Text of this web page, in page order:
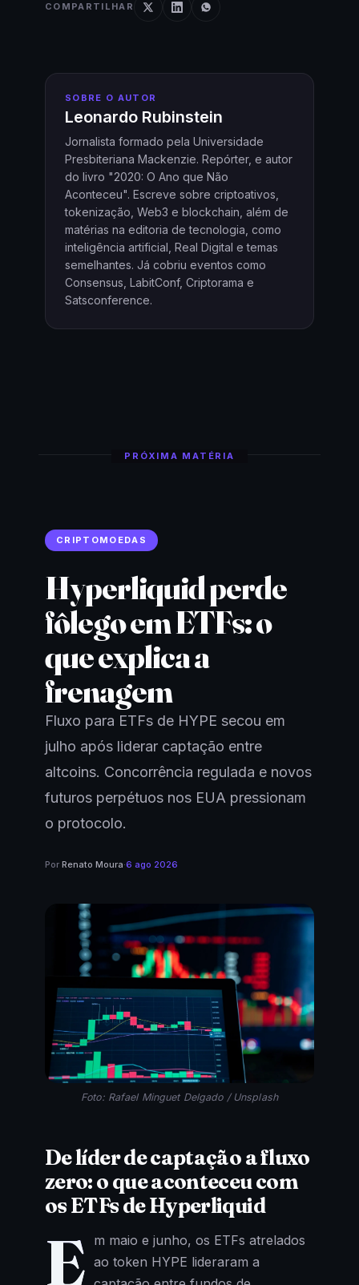
COMPARTILHAR
SOBRE O AUTOR
Leonardo Rubinstein
Jornalista formado pela Universidade
Presbiteriana Mackenzie. Repórter, e autor
do livro "2020: O Ano que Não
Aconteceu". Escreve sobre criptoativos,
tokenização, Web3 e blockchain, além de
matérias na editoria de tecnologia, como
inteligência artificial, Real Digital e temas
semelhantes. Já cobriu eventos como
Consensus, LabitConf, Criptorama e
Satsconference.
PRÓXIMA MATÉRIA
CRIPTOMOEDAS
Hyperliquid perde
fôlego em ETFs: o
que explica a
frenagem
Fluxo para ETFs de HYPE secou em
julho após liderar captação entre
altcoins. Concorrência regulada e novos
futuros perpétuos nos EUA pressionam
o protocolo.
Por Renato Moura·6 ago 2026
Foto: Rafael Minguet Delgado / Unsplash
De líder de captação a fluxo
zero: o que aconteceu com
os ETFs de Hyperliquid
E m maio e junho, os ETFs atrelados
ao token HYPE lideraram a